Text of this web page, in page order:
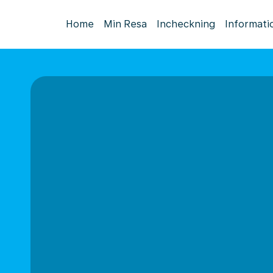
Home Min Resa Incheckning